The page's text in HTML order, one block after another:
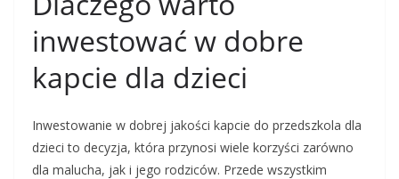
inwestować w dobre
kapcie dla dzieci
Inwestowanie w dobrej jakości kapcie do przedszkola dla
dzieci to decyzja, która przynosi wiele korzyści zarówno
dla malucha, jak i jego rodziców. Przede wszystkim